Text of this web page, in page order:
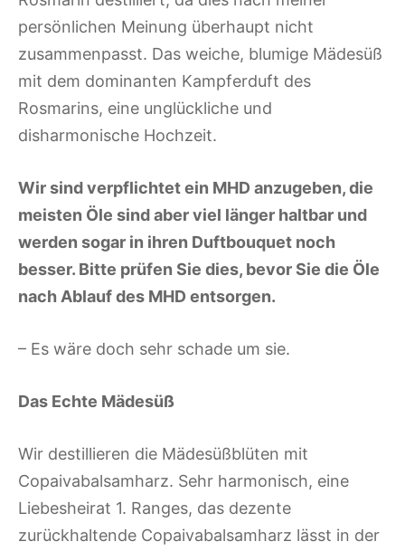
persönlichen Meinung überhaupt nicht
zusammenpasst. Das weiche, blumige Mädesüß
mit dem dominanten Kampferduft des
Rosmarins, eine unglückliche und
disharmonische Hochzeit.
Wir sind verpflichtet ein MHD anzugeben, die
meisten Öle sind aber viel länger haltbar und
werden sogar in ihren Duftbouquet noch
besser. Bitte prüfen Sie dies, bevor Sie die Öle
nach Ablauf des MHD entsorgen.
– Es wäre doch sehr schade um sie.
Das Echte Mädesüß
Wir destillieren die Mädesüßblüten mit
Copaivabalsamharz. Sehr harmonisch, eine
Liebesheirat 1. Ranges, das dezente
zurückhaltende Copaivabalsamharz lässt in der